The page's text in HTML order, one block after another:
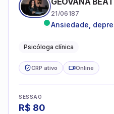
21/06187
Ansiedade,
Psicóloga clínica
CRP ativo Online
SESSÃO
R$ 80